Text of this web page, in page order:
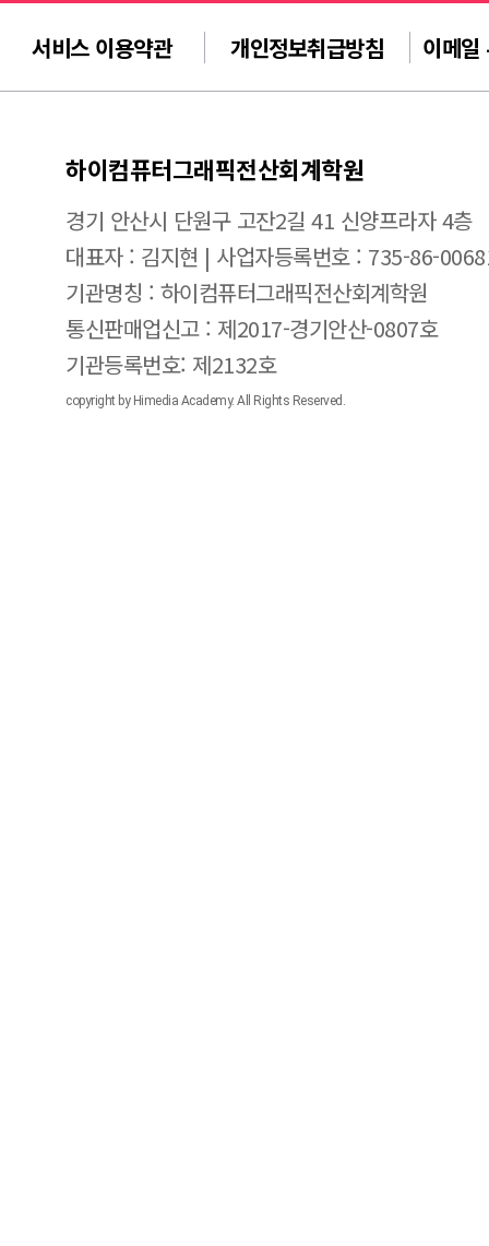
서비스 이용약관 개인정보취급방침 이메일
하이컴퓨터그래픽전산회계학원
경기 안산시 단원구 고잔2길 41 신양프라자 4층
대표자 : 김지현 | 사업자등록번호 : 735-86-
기관명칭 : 하이컴퓨터그래픽전산회계학원
통신판매업신고 : 제2017-경기안산-0807호
기관등록번호: 제2132호
copyright by Himedia Academy. All Rights Reserved.